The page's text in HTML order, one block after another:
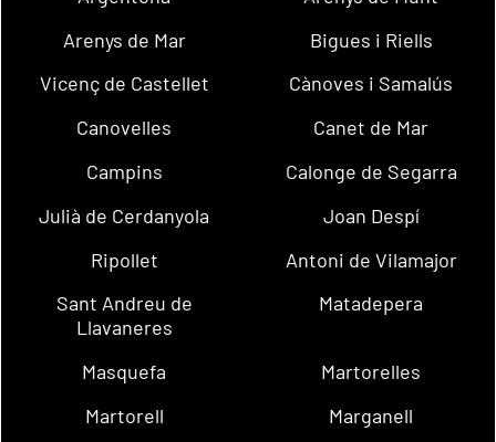
Arenys de Mar
Bigues i Riells
Vicenç de Castellet
Cànoves i Samalús
Canovelles
Canet de Mar
Campins
Calonge de Segarra
Julià de Cerdanyola
Joan Despí
Ripollet
Antoni de Vilamajor
Sant Andreu de
Llavaneres
Matadepera
Masquefa
Martorelles
Martorell
Marganell